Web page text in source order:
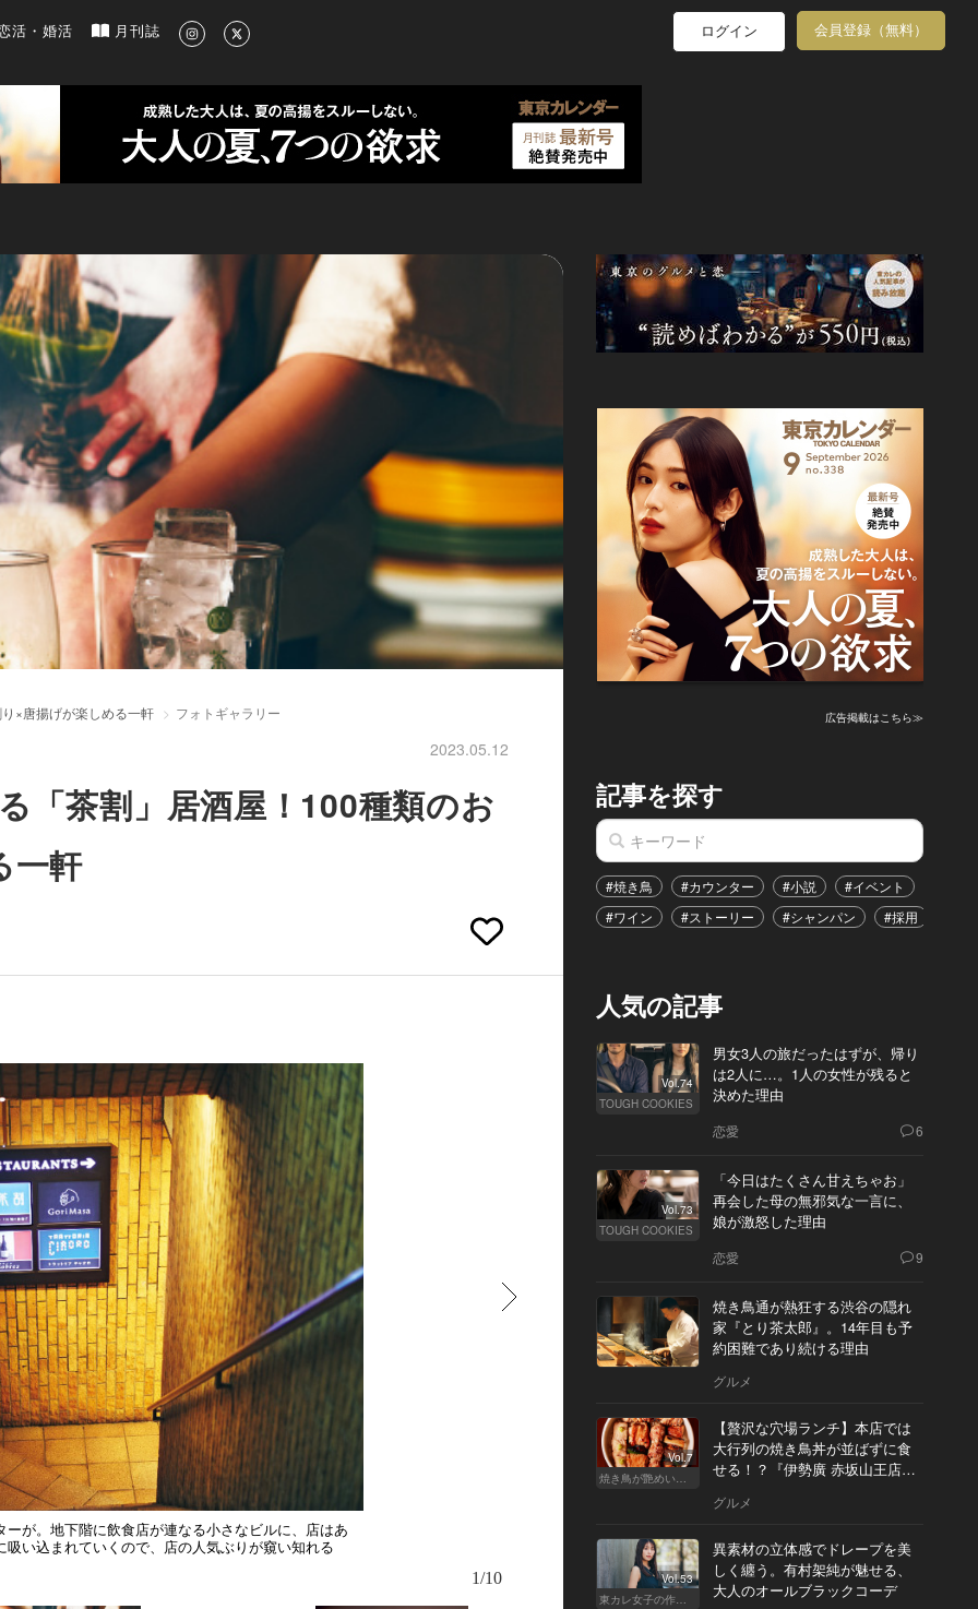
ルメ、洗練されたライフスタイル情報
活・婚活 月刊誌 ログイン 会員登録（無料）
×唐揚げが楽しめる一軒 フォトギャラリー
2023.05.12
「茶割」居酒屋！100種類のお
一軒
が。地下階に飲食店が連なる小さなビルに、店はあ
い込まれていくので、店の人気ぶりが窺い知れる
1/10
広告掲載はこちら≫
記事を探す
#焼き鳥 #カウンター #小説 #イベント
#ワイン
#ストーリー #シャンパン #採用
人気の記事
Vol.74
TOUGH COOKIES
男女3人の旅だったはずが、帰り
は2人に…。1人の女性が残ると
決めた理由
恋愛 6
Vol.73
TOUGH COOKIES
「今日はたくさん甘えちゃお」
再会した母の無邪気な一言に、
娘が激怒した理由
恋愛 9
焼き鳥通が熱狂する渋谷の隠れ
家『とり茶太郎』。14年目も予
約困難であり続ける理由
グルメ
Vol.7
焼き鳥が艶めいてきた
【贅沢な穴場ランチ】本店では
大行列の焼き鳥丼が並ばずに食
せる！？『伊勢廣 赤坂山王店』
グルメ
Vol.53
東カレ女子の作り方
異素材の立体感でドレープを美
しく纏う。有村架純が魅せる、
大人のオールブラックコーデ